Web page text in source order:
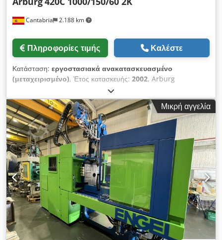
Cantabria 2.188 km
Πληροφορίες τιμής Καλέστε
Κατάσταση: εργοστασιακά ανακατασκευασμένο
(μεταχειρισμένο), Έτος κατασκευής: 2002, Arburg
Allrounder 420C 1000-350/150 Arburg Bimateria με 100
τόνους δύναμη κλεισίματος. Έτος κατασκευής 2002. 79.115
ώρες εργασίας. Το μηχάνημα παραδίδεται πλήρως
επισκευασμένο από την τεχνική ομάδα των ειδικών μας και σε
άψογη κατάσταση λειτουργίας. Μπορούμε να προσφέρουμε
την εκκίνηση στις εγκαταστάσεις σας, διασφαλίζοντας έτσι τη
λειτουργία. Έξτρα: Περιστρεφόμενη πλάκα, ρομπότ Geiger,
μύλος Wanner. Τεχνικές λεπτομέρειες ΙΣΧΥΣ ΚΛΕΙΣΙΜΑΤΟΣ
1000 kN Οριζόντια διμεταλλική άτρακτος 40mm Κάθετος
άξονας 25mm ΠΙΕΣΗ ΕΓΧΥΣΗΣ 2500 BAR κάθετη/ 2120 BAR
Οριζόντια ΟΓΚΟΣ ΕΝΕΣΗΣ Οριζόντια: 182cm3 ΟΓΚΟΣ
ΕΓΧΥΣΗΣ Κάθετος 54cm3 ΑΠΟΣΤΑΣΗ ΜΕΤΑΞΥ ΣΤΗΛΩΝ
420x420mm ΕΛΑΧΙΣΤΟ ΠΑΧΟΣ ΜΟΥΡΟΥ 250mm ΜΕΓΙΣΤΗ
ΑΠΟΣΤΑΣΗ ΜΕΤΑΞΥ ΠΛΑΚΩΝ 750mm ΩΡΕΣ ΛΕΙΤΟΥΡΓΙΑΣ
79.115 Crodpfsp Audqsx Alrof ΕΤΟΣ ΚΑΤΑΣΚΕΥΗΣ 2002
Μικρή αγγελία